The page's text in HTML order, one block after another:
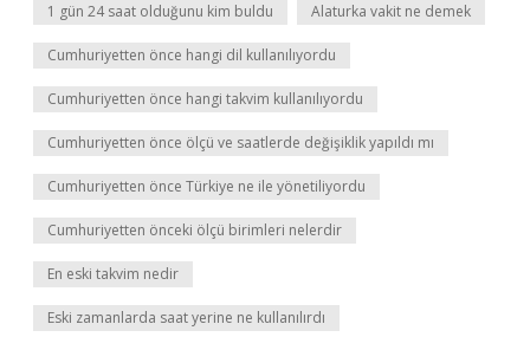
1 gün 24 saat olduğunu kim buldu Alaturka vakit ne demek
Cumhuriyetten önce hangi dil kullanılıyordu
Cumhuriyetten önce hangi takvim kullanılıyordu
Cumhuriyetten önce ölçü ve saatlerde değişiklik yapıldı mı
Cumhuriyetten önce Türkiye ne ile yönetiliyordu
Cumhuriyetten önceki ölçü birimleri nelerdir
En eski takvim nedir
Eski zamanlarda saat yerine ne kullanılırdı